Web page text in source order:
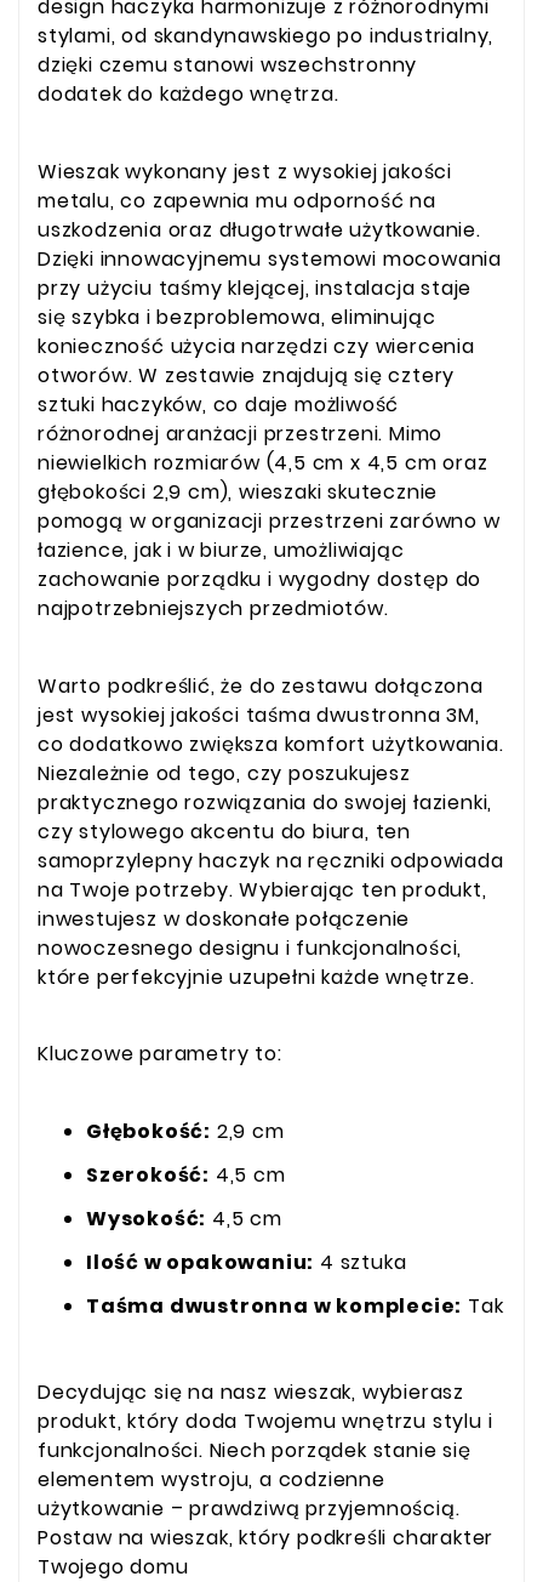
design haczyka harmonizuje z różnorodnymi
stylami, od skandynawskiego po industrialny,
dzięki czemu stanowi wszechstronny
dodatek do każdego wnętrza.
Wieszak wykonany jest z wysokiej jakości
metalu, co zapewnia mu odporność na
uszkodzenia oraz długotrwałe użytkowanie.
Dzięki innowacyjnemu systemowi mocowania
przy użyciu taśmy klejącej, instalacja staje
się szybka i bezproblemowa, eliminując
konieczność użycia narzędzi czy wiercenia
otworów. W zestawie znajdują się cztery
sztuki haczyków, co daje możliwość
różnorodnej aranżacji przestrzeni. Mimo
niewielkich rozmiarów (4,5 cm x 4,5 cm oraz
głębokości 2,9 cm), wieszaki skutecznie
pomogą w organizacji przestrzeni zarówno w
łazience, jak i w biurze, umożliwiając
zachowanie porządku i wygodny dostęp do
najpotrzebniejszych przedmiotów.
Warto podkreślić, że do zestawu dołączona
jest wysokiej jakości taśma dwustronna 3M,
co dodatkowo zwiększa komfort użytkowania.
Niezależnie od tego, czy poszukujesz
praktycznego rozwiązania do swojej łazienki,
czy stylowego akcentu do biura, ten
samoprzylepny haczyk na ręczniki odpowiada
na Twoje potrzeby. Wybierając ten produkt,
inwestujesz w doskonałe połączenie
nowoczesnego designu i funkcjonalności,
które perfekcyjnie uzupełni każde wnętrze.
Kluczowe parametry to:
Głębokość: 2,9 cm
Szerokość: 4,5 cm
Wysokość: 4,5 cm
Ilość w opakowaniu: 4 sztuka
Taśma dwustronna w komplecie: Tak
Decydując się na nasz wieszak, wybierasz
produkt, który doda Twojemu wnętrzu stylu i
funkcjonalności. Niech porządek stanie się
elementem wystroju, a codzienne
użytkowanie – prawdziwą przyjemnością.
Postaw na wieszak, który podkreśli charakter
Twojego domu